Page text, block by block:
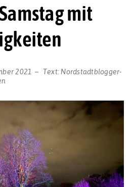
mit
2021 Text: Nordstadtblogger-